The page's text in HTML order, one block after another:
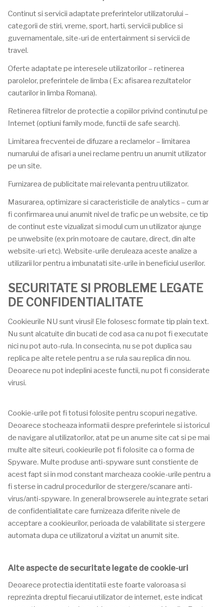
Continut si servicii adaptate preferintelor utilizatorului –
categorii de stiri, vreme, sport, harti, servicii publice si
guvernamentale, site-uri de entertainment si servicii de
travel.
Oferte adaptate pe interesele utilizatorilor – retinerea
parolelor, preferintele de limba ( Ex: afisarea rezultatelor
cautarilor in limba Romana).
Retinerea filtrelor de protectie a copiilor privind continutul pe
Internet (optiuni family mode, functii de safe search).
Limitarea frecventei de difuzare a reclamelor – limitarea
numarului de afisari a unei reclame pentru un anumit utilizator
pe un site.
Furnizarea de publicitate mai relevanta pentru utilizator.
Masurarea, optimizare si caracteristicile de analytics – cum ar
fi confirmarea unui anumit nivel de trafic pe un website, ce tip
de continut este vizualizat si modul cum un utilizator ajunge
pe unwebsite (ex prin motoare de cautare, direct, din alte
website-uri etc). Website-urile deruleaza aceste analize a
utilizarii lor pentru a imbunatati site-urile in beneficiul userilor.
SECURITATE SI PROBLEME LEGATE
DE CONFIDENTIALITATE
Cookieurile NU sunt virusi! Ele folosesc formate tip plain text.
Nu sunt alcatuite din bucati de cod asa ca nu pot fi executate
nici nu pot auto-rula. In consecinta, nu se pot duplica sau
replica pe alte retele pentru a se rula sau replica din nou.
Deoarece nu pot indeplini aceste functii, nu pot fi considerate
virusi.
Cookie-urile pot fi totusi folosite pentru scopuri negative.
Deoarece stocheaza informatii despre preferintele si istoricul
de navigare al utilizatorilor, atat pe un anume site cat si pe mai
multe alte siteuri, cookieurile pot fi folosite ca o forma de
Spyware. Multe produse anti-spyware sunt constiente de
acest fapt si in mod constant marcheaza cookie-urile pentru a
fi sterse in cadrul procedurilor de stergere/scanare anti-
virus/anti-spyware. In general browserele au integrate setari
de confidentialitate care furnizeaza diferite nivele de
acceptare a cookieurilor, perioada de valabilitate si stergere
automata dupa ce utilizatorul a vizitat un anumit site.
Alte aspecte de securitate legate de cookie-uri
Deoarece protectia identitatii este foarte valoroasa si
reprezinta dreptul fiecarui utilizator de internet, este indicat